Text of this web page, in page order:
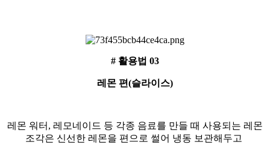
# 활용법 03
레몬 편(슬라이스)
레몬 워터, 레모네이드 등 각종 음료를 만들 때 사용되는 레몬
조각은 신선한 레몬을 편으로 썰어 냉동 보관해두고